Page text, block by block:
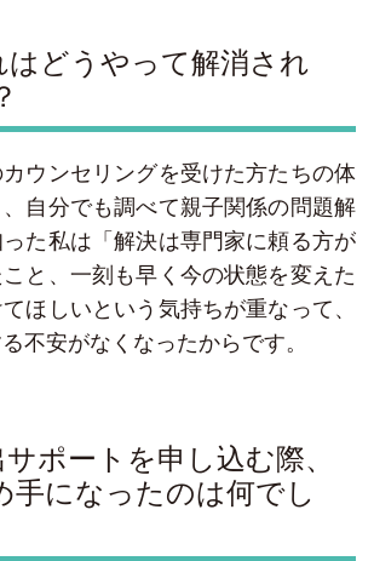
はどうやって解消され
ウンセリングを受けた方たちの体
自分でも調べて親子関係の問題解
た私は「解決は専門家に頼る方が
と、一刻も早く今の状態を変えた
ほしいという気持ちが重なって、
不安がなくなったからです。
ポートを申し込む際、
手になったのは何でし